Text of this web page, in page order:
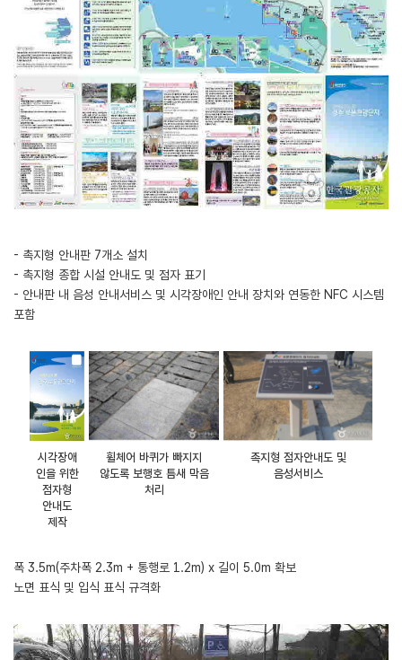
- 촉지형 안내판 7개소 설치
- 촉지형 종합 시설 안내도 및 점자 표기
- 안내판 내 음성 안내서비스 및 시각장애인 안내 장치와 연동한 NFC 시스템
포함
시각장애
인을 위한
점자형
안내도
제작
휠체어 바퀴가 빠지지
않도록 보행호 틈새 막음
처리
촉지형 점자안내도 및
음성서비스
폭 3.5m(주차폭 2.3m + 통행로 1.2m) x 길이 5.0m 확보
노면 표식 및 입식 표식 규격화